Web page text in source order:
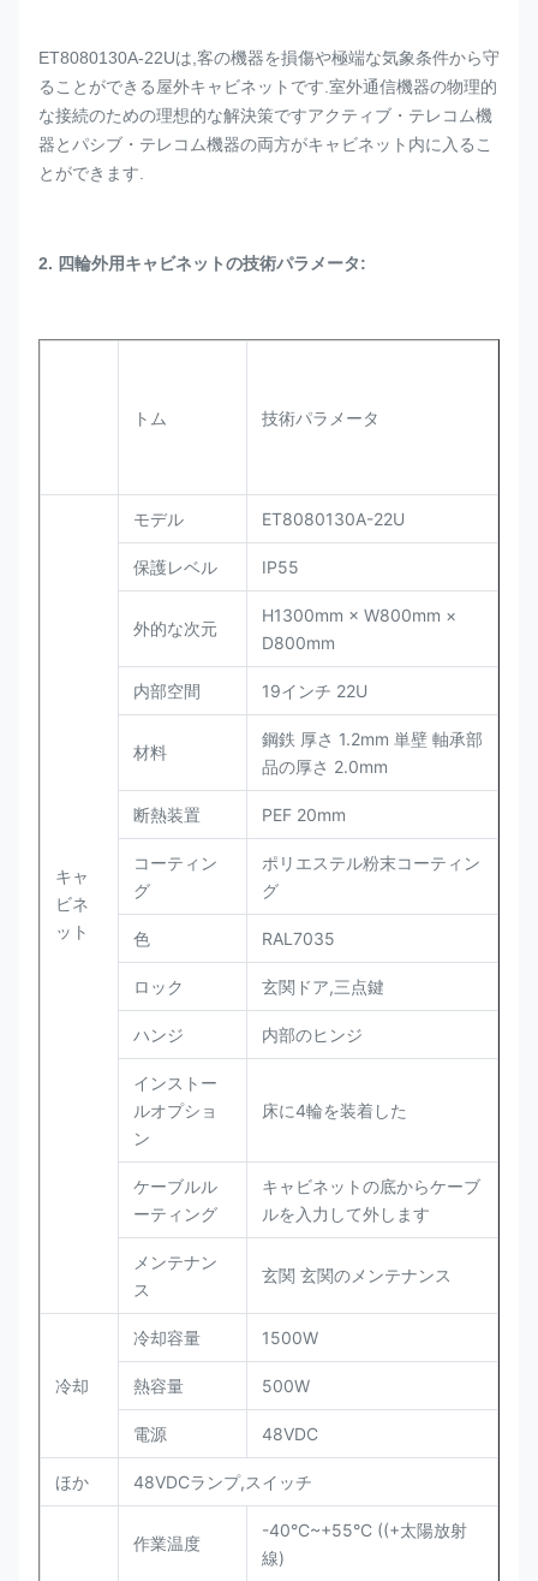
ET8080130A-22Uは,客の機器を損傷や極端な気象条件から守
ることができる屋外キャビネットです.室外通信機器の物理的
な接続のための理想的な解決策ですアクティブ・テレコム機
器とパシブ・テレコム機器の両方がキャビネット内に入るこ
とができます.
2. 四輪外用キャビネットの技術パラメータ:
トム 技術パラメータ
キャ
ビネ
ット
モデル ET8080130A-22U
保護レベル IP55
外的な次元
H1300mm × W800mm ×
D800mm
内部空間 19インチ 22U
材料
鋼鉄 厚さ 1.2mm 単壁 軸承部
品の厚さ 2.0mm
断熱装置 PEF 20mm
コーティン
グ
ポリエステル粉末コーティン
グ
色 RAL7035
ロック 玄関ドア,三点鍵
ハンジ 内部のヒンジ
インストー
ルオプショ
ン
床に4輪を装着した
ケーブルル
ーティング
キャビネットの底からケーブ
ルを入力して外します
メンテナン
ス
玄関 玄関のメンテナンス
冷却
冷却容量 1500W
熱容量 500W
電源 48VDC
ほか 48VDCランプ,スイッチ
作業温度
-40°C~+55°C ((+太陽放射
線)